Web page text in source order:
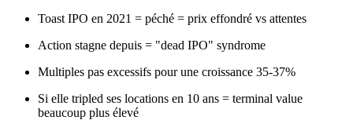
Toast IPO en 2021 = péché = prix effondré vs attentes
Action stagne depuis = "dead IPO" syndrome
Multiples pas excessifs pour une croissance 35-37%
Si elle tripled ses locations en 10 ans = terminal value
beaucoup plus élevé